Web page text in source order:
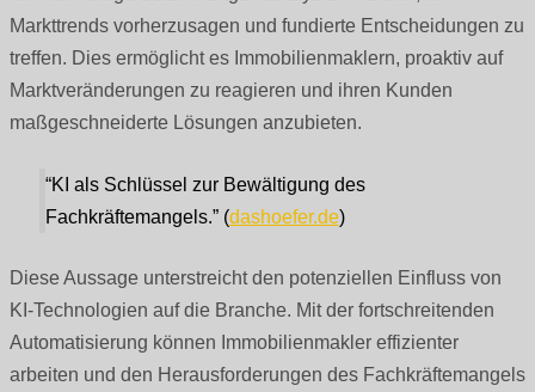
Markttrends vorherzusagen und fundierte Entscheidungen zu
treffen. Dies ermöglicht es Immobilienmaklern, proaktiv auf
Marktveränderungen zu reagieren und ihren Kunden
maßgeschneiderte Lösungen anzubieten.
“KI als Schlüssel zur Bewältigung des
Fachkräftemangels.” (dashoefer.de)
Diese Aussage unterstreicht den potenziellen Einfluss von
KI-Technologien auf die Branche. Mit der fortschreitenden
Automatisierung können Immobilienmakler effizienter
arbeiten und den Herausforderungen des Fachkräftemangels